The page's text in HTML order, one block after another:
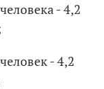
- 4,2
- 4,2